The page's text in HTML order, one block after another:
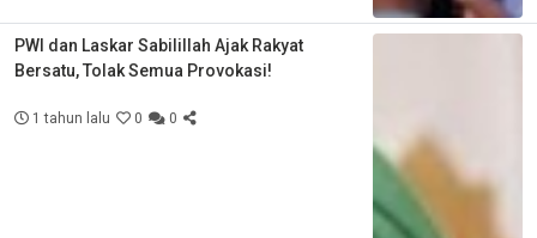
PWI dan Laskar Sabilillah Ajak Rakyat
Bersatu, Tolak Semua Provokasi!
1 tahun lalu 0 0